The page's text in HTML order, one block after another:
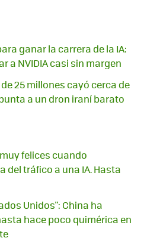
ganar la carrera de la IA:
a NVIDIA casi sin margen
25 millones cayó cerca de
a un dron iraní barato
felices cuando
tráfico a una IA. Hasta
Unidos": China ha
hace poco quimérica en